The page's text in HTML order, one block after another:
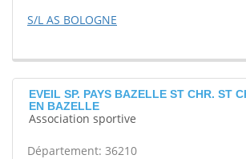
S/L AS BOLOGNE
EVEIL SP. PAYS BAZELLE ST CHR. ST
EN BAZELLE
Association sportive
Département: 36210